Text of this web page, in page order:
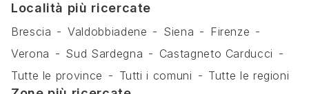
Località più ricercate
Brescia Valdobbiadene Siena
Firenze
Verona
Sud Sardegna
Castagneto Carducci
Tutte le province
Tutti i comuni Tutte le regioni